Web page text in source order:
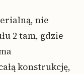
nie
2 tam, gdzie
konstrukcję,